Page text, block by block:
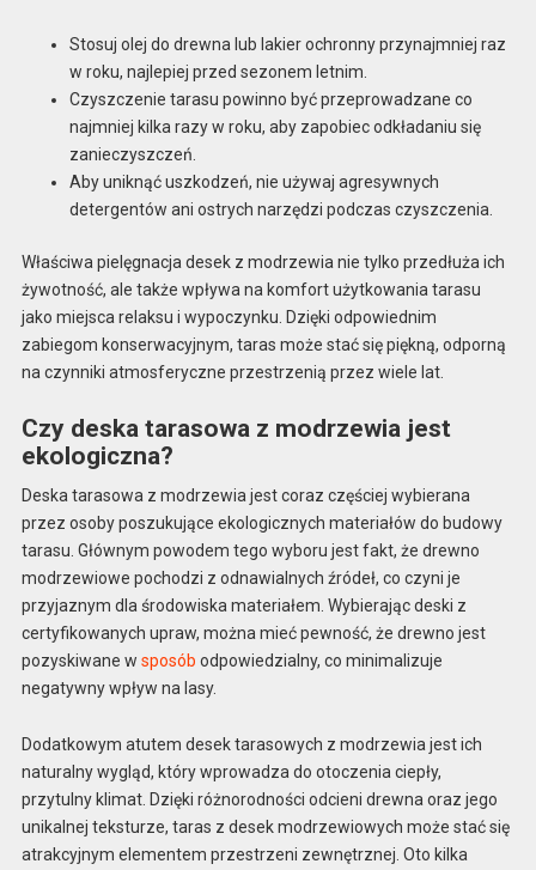
Stosuj olej do drewna lub lakier ochronny przynajmniej raz
w roku, najlepiej przed sezonem letnim.
Czyszczenie tarasu powinno być przeprowadzane co
najmniej kilka razy w roku, aby zapobiec odkładaniu się
zanieczyszczeń.
Aby uniknąć uszkodzeń, nie używaj agresywnych
detergentów ani ostrych narzędzi podczas czyszczenia.
Właściwa pielęgnacja desek z modrzewia nie tylko przedłuża ich
żywotność, ale także wpływa na komfort użytkowania tarasu
jako miejsca relaksu i wypoczynku. Dzięki odpowiednim
zabiegom konserwacyjnym, taras może stać się piękną, odporną
na czynniki atmosferyczne przestrzenią przez wiele lat.
Czy deska tarasowa z modrzewia jest
ekologiczna?
Deska tarasowa z modrzewia jest coraz częściej wybierana
przez osoby poszukujące ekologicznych materiałów do budowy
tarasu. Głównym powodem tego wyboru jest fakt, że drewno
modrzewiowe pochodzi z odnawialnych źródeł, co czyni je
przyjaznym dla środowiska materiałem. Wybierając deski z
certyfikowanych upraw, można mieć pewność, że drewno jest
pozyskiwane w sposób odpowiedzialny, co minimalizuje
negatywny wpływ na lasy.
Dodatkowym atutem desek tarasowych z modrzewia jest ich
naturalny wygląd, który wprowadza do otoczenia ciepły,
przytulny klimat. Dzięki różnorodności odcieni drewna oraz jego
unikalnej teksturze, taras z desek modrzewiowych może stać się
atrakcyjnym elementem przestrzeni zewnętrznej. Oto kilka